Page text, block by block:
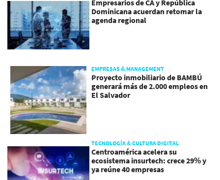
Empresarios de CA y República
Dominicana acuerdan retomar la
agenda regional
EMPRESAS & MANAGEMENT
Proyecto inmobiliario de BAMBÚ
generará más de 2.000 empleos en
El Salvador
TECNOLOGÍA & CULTURA DIGITAL
Centroamérica acelera su
ecosistema insurtech: crece 29% y
ya reúne 40 empresas